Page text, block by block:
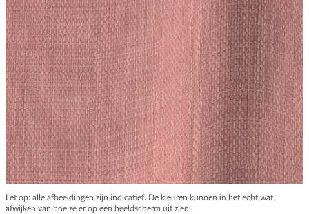
Let op: alle afbeeldingen zijn indicatief. De kleuren kunnen in het echt wat
afwijken van hoe ze er op een beeldscherm uit zien.